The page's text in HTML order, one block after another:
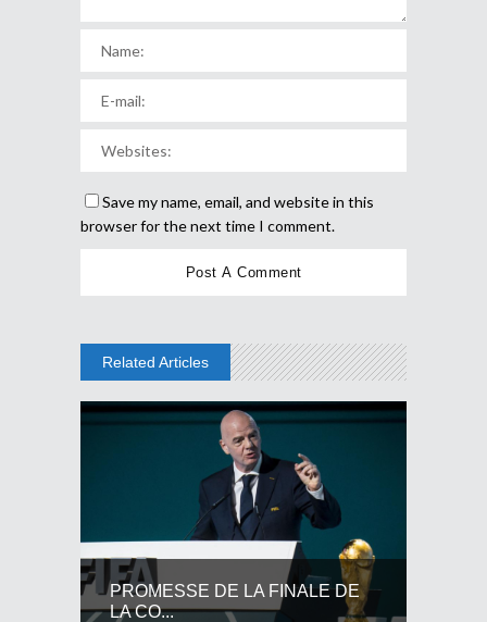
Save my name, email, and website in this
browser for the next time I comment.
Related Articles
PROMESSE DE LA FINALE DE
LA CO...